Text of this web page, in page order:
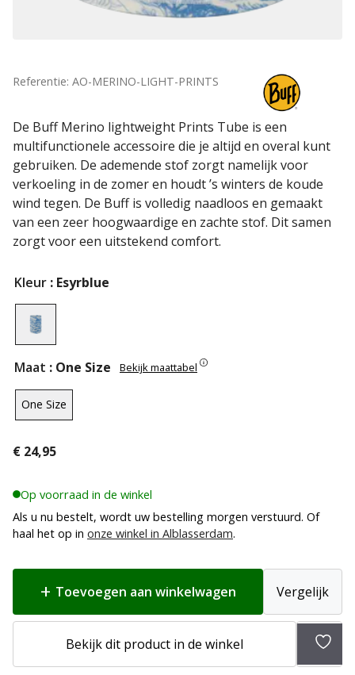
Referentie: AO-MERINO-LIGHT-PRINTS
De Buff Merino lightweight Prints Tube is een
multifunctionele accessoire die je altijd en overal kunt
gebruiken. De ademende stof zorgt namelijk voor
verkoeling in de zomer en houdt ’s winters de koude
wind tegen. De Buff is volledig naadloos en gemaakt
van een zeer hoogwaardige en zachte stof. Dit samen
zorgt voor een uitstekend comfort.
Kleur : Esyrblue
Maat : One Size Bekijk maattabel
One Size
€ 24,95
Op voorraad in de winkel
Als u nu bestelt, wordt uw bestelling morgen verstuurd. Of
haal het op in onze winkel in Alblasserdam.
Toevoegen aan winkelwagen Vergelijk
Bekijk dit product in de winkel